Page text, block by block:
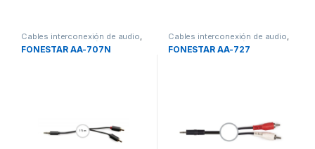
Cables interconexión de audio,
Cables interconexión de audio
Cables MINIJACK > RCA
FONESTAR AA-707N
Cables interconexión de audio,
Cables interconexión de audio
Cables MINIJACK > RCA
FONESTAR AA-727